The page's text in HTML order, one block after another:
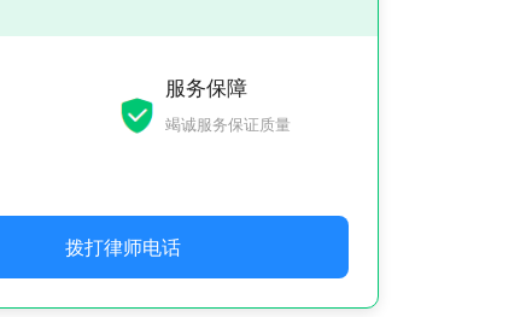
服务保障
竭诚服务保证质量
拨打律师电话